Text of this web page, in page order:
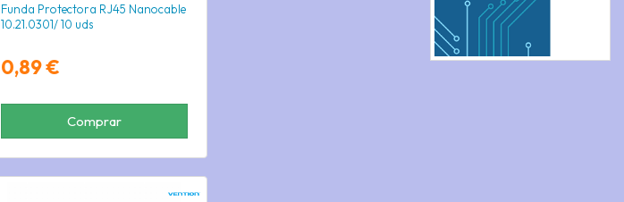
Funda Protectora RJ45 Nanocable
10.21.0301/ 10 uds
0,89 €
Comprar